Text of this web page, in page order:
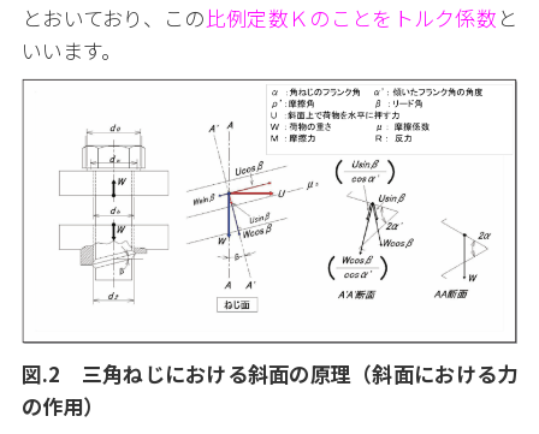
とおいており、この 比例定数Ｋのことをトルク係数 と
いいます。
図.2 三角ねじにおける斜面の原理（斜面における力
の作用）